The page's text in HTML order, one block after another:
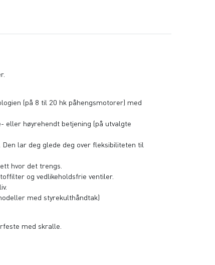
(på 8 til 20 hk påhengsmotorer) med
eller høyrehendt betjening (på utvalgte
lar deg glede deg over fleksibiliteten til
hvor det trengs.
og vedlikeholdsfrie ventiler.
med styrekulthåndtak)
med skralle.